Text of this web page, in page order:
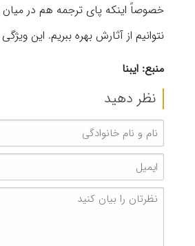
خصوصاً اینکه پای ترجمه هم در میان
نتوانیم از آثارش بهره ببریم. این
منبع: ایبنا
نظر دهید